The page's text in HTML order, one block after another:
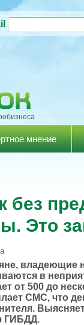
мнение
Это
владеющие
в
от 500 до
СМС, что
ГИБДД.